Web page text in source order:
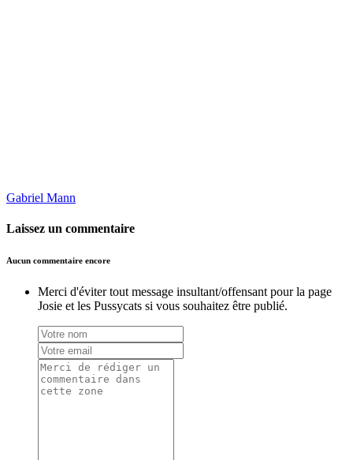
Gabriel Mann
Laissez un commentaire
Aucun commentaire encore
Merci d'éviter tout message insultant/offensant pour la page
Josie et les Pussycats si vous souhaitez être publié.